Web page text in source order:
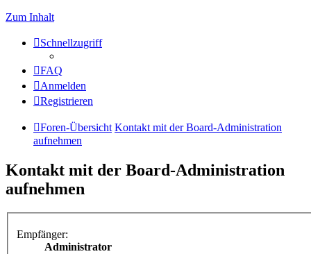
Zum Inhalt
Schnellzugriff
FAQ
Anmelden
Registrieren
Foren-Übersicht Kontakt mit der Board-Administration
aufnehmen
Kontakt mit der Board-Administration
aufnehmen
Empfänger:
Administrator